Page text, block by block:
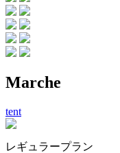
Marche
tent
レギュラープラン